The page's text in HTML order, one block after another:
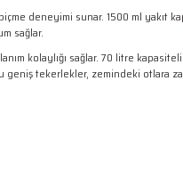
deneyimi sunar. 1500 ml
sağlar.
kolaylığı sağlar. 70 litre
tekerlekler, zemindeki otlara